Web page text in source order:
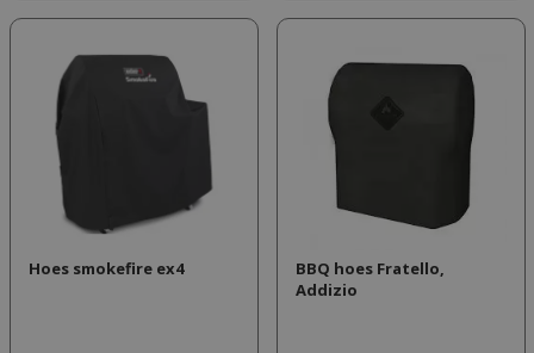
Hoes smokefire ex4
BBQ hoes Fratello,
Addizio